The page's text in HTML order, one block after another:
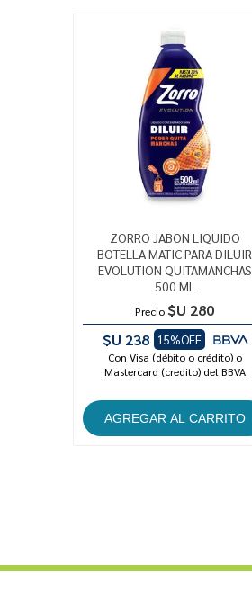
ZORRO JABON LIQUIDO
BOTELLA MATIC PARA DILUIR
EVOLUTION QUITAMANCHAS
500 ML
Precio $U 280
$U 238 15%OFF
Con Visa (débito o crédito) o
Mastercard (credito) del BBVA